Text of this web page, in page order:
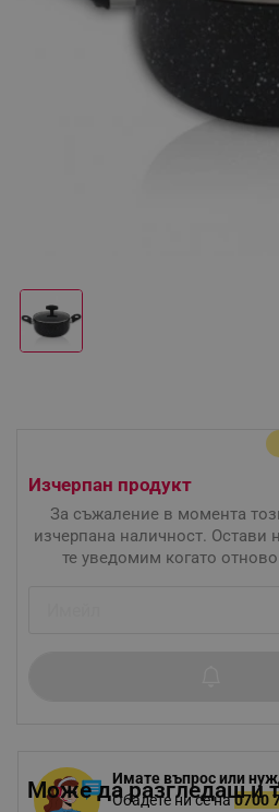
Имате въпрос или
Обадете ни се на0700
Изчерпан продукт
За съжаление в момента
изчерпана наличност. Остави
те уведомим когато
Може да разгледаш и